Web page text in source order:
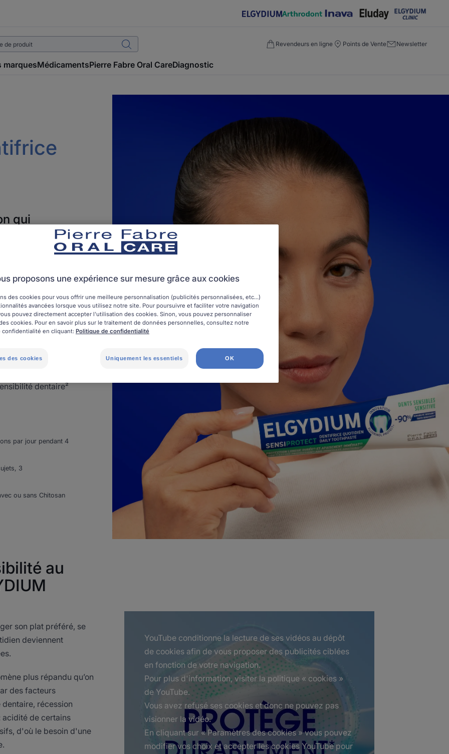
Revendeurs en ligne Points de Vente Newsletter
marquesMédicamentsPierre Fabre Oral CareDiagnostic
qui
sensibilité
la douleur
+ Chitosan
fixant 10 fois
durable³.
dentaire²
par jour pendant 4
3
ou sans Chitosan
au
son plat préféré, se
deviennent
plus répandu qu’on
des facteurs
dentaire, récession
acidité de certains
d'où le besoin d'une
YouTube conditionne la lecture de ses vidéos au dépôt
de cookies afin de vous proposer des publicités ciblées
en fonction de votre navigation.
Pour plus d'information, visiter la politique « cookies »
de YouTube.
Vous avez refusé ses cookies et donc ne pouvez pas
visionner la vidéo.
En cliquant sur « Paramètres des cookies » vous pouvez
modifier vos choix et accepter les cookies YouTube pour
proposons une expérience sur mesure grâce aux cookies
des cookies pour vous offrir une meilleure personnalisation (publicités personnalisées, etc...)
avancées lorsque vous utilisez notre site. Pour poursuivre et faciliter votre navigation
pouvez directement accepter l'utilisation des cookies. Sinon, vous pouvez personnaliser
cookies. Pour en savoir plus sur le traitement de données personnelles, consultez notre
confidentialité en cliquant: Politique de confidentialité
des cookies Uniquement les essentiels OK